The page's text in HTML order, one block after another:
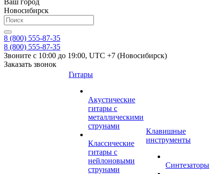
Ваш город
Новосибирск
8 (800) 555-87-35
8 (800) 555-87-35
Звоните с 10:00 до 19:00, UTC +7 (Новосибирск)
Заказать звонок
Гитары
Акустические
гитары с
металлическими
струнами
Классические
гитары с
нейлоновыми
струнами
Клавишные
инструменты
Синтезаторы